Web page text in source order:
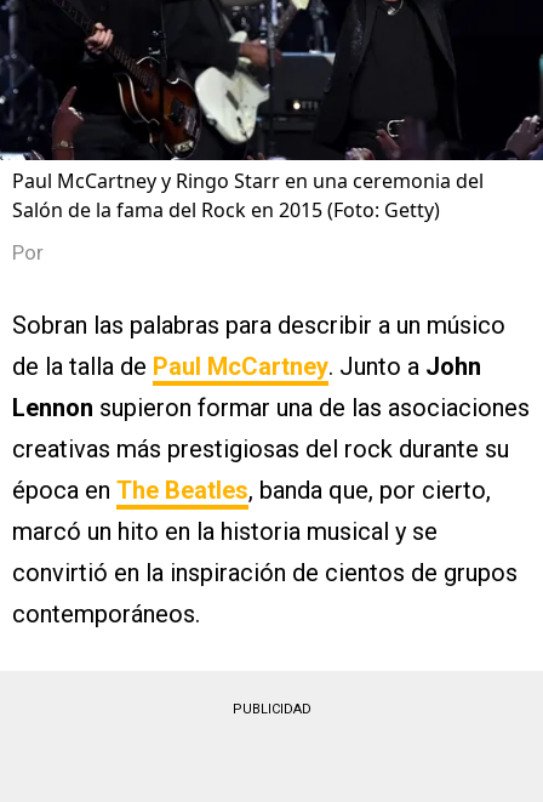
Paul McCartney y Ringo Starr en una ceremonia del
Salón de la fama del Rock en 2015 (Foto: Getty)
Por
Sobran las palabras para describir a un músico
de la talla de Paul McCartney. Junto a John
Lennon supieron formar una de las asociaciones
creativas más prestigiosas del rock durante su
época en The Beatles, banda que, por cierto,
marcó un hito en la historia musical y se
convirtió en la inspiración de cientos de grupos
contemporáneos.
PUBLICIDAD